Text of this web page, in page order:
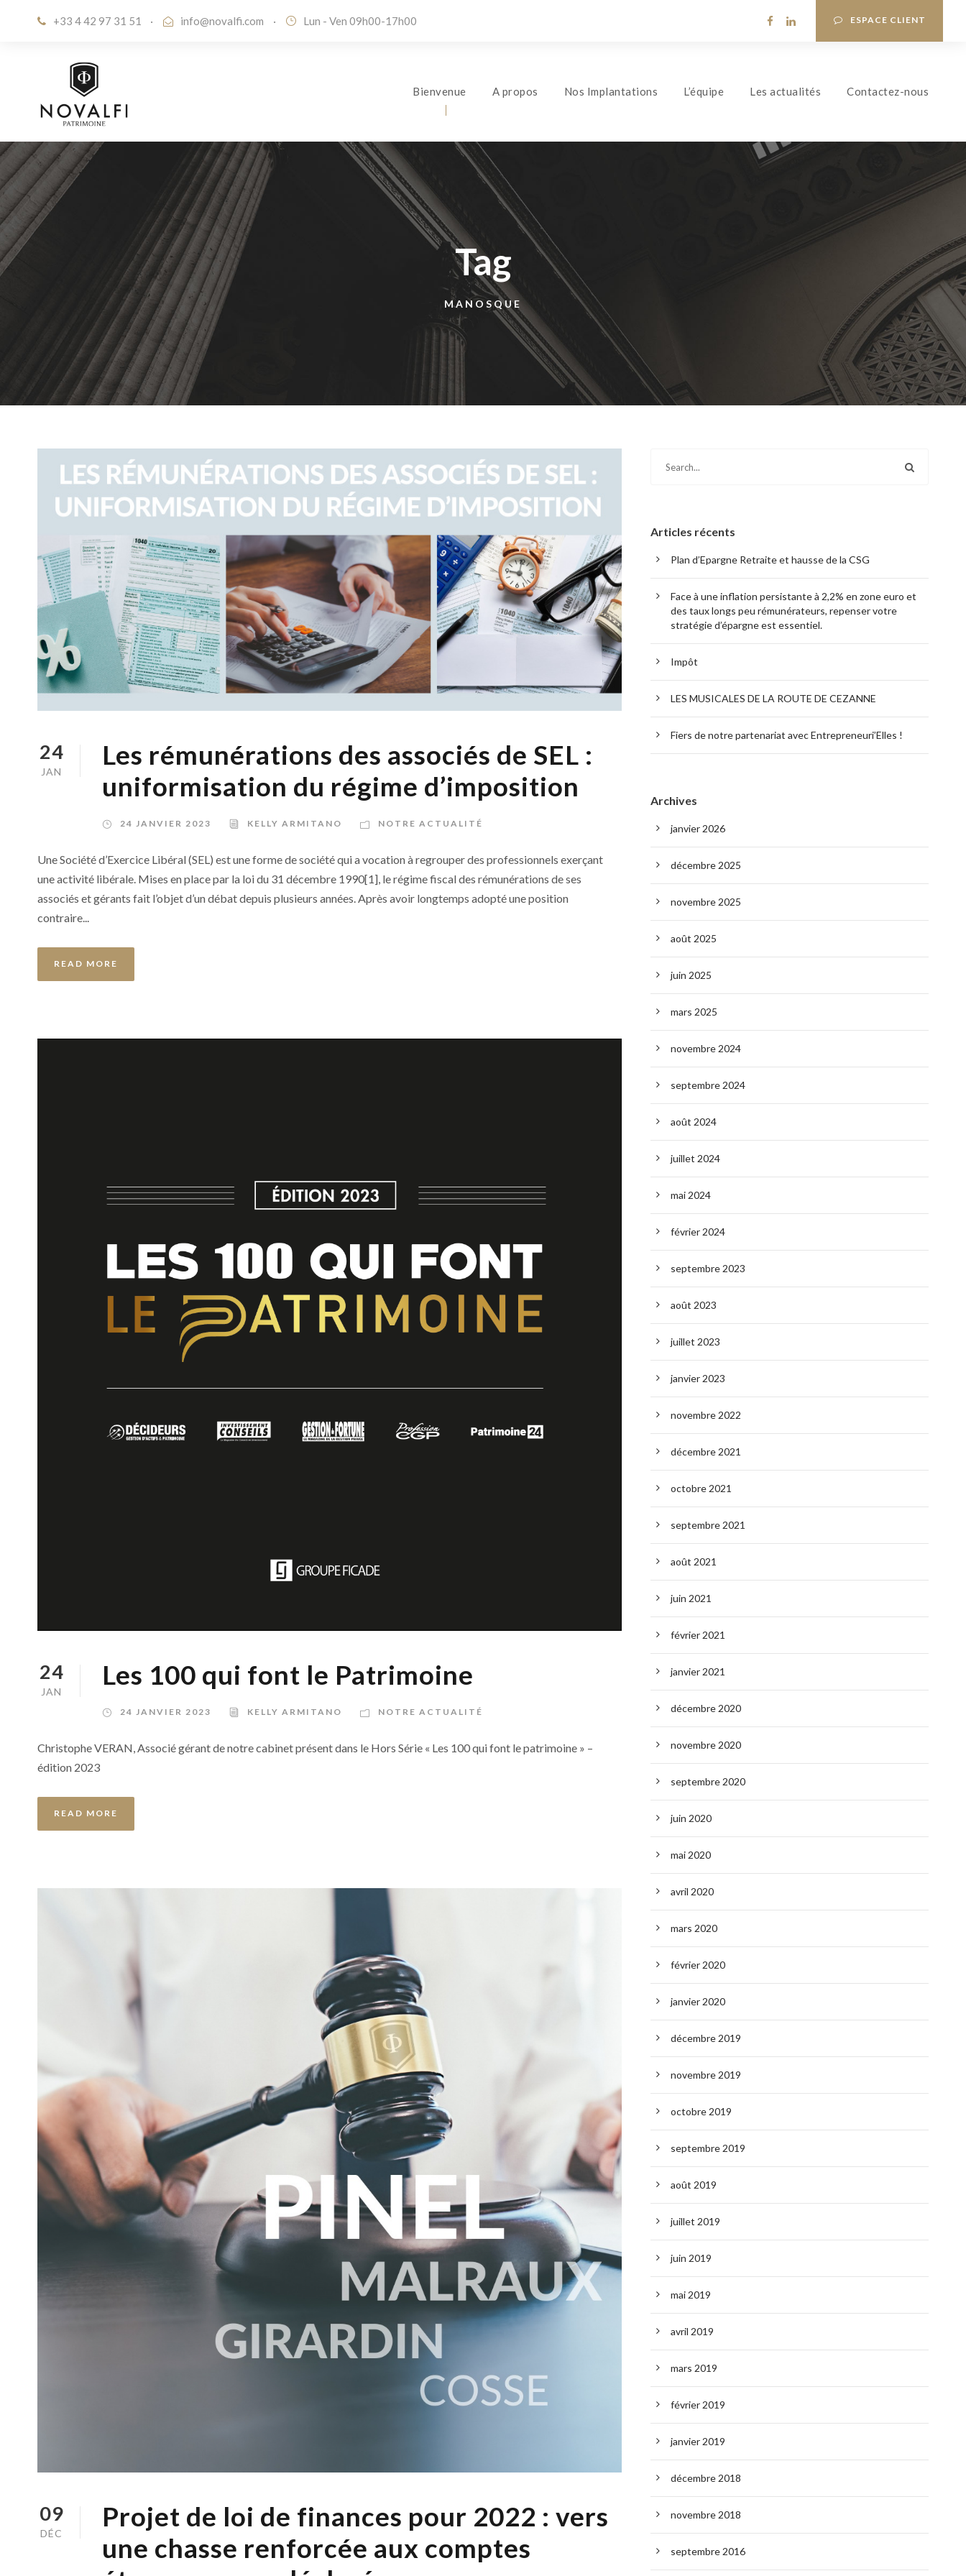
+33 4 42 97 31 51 · info@novalfi.com · Lun - Ven 09h00-17h00 ESPACE CLIENT
Bienvenue A propos Nos Implantations L’équipe Les actualités Contactez-nous
Tag
MANOSQUE
24
JAN
Les rémunérations des associés de SEL :
uniformisation du régime d’imposition
24 JANVIER 2023 KELLY ARMITANO NOTRE ACTUALITÉ
Une Société d’Exercice Libéral (SEL) est une forme de société qui a vocation à regrouper des professionnels exerçant
une activité libérale. Mises en place par la loi du 31 décembre 1990[1], le régime fiscal des rémunérations de ses
associés et gérants fait l’objet d’un débat depuis plusieurs années. Après avoir longtemps adopté une position
contraire...
READ MORE
24
JAN
Les 100 qui font le Patrimoine
24 JANVIER 2023 KELLY ARMITANO NOTRE ACTUALITÉ
Christophe VERAN, Associé gérant de notre cabinet présent dans le Hors Série « Les 100 qui font le patrimoine » –
édition 2023
READ MORE
09
DÉC
Projet de loi de finances pour 2022 : vers
une chasse renforcée aux comptes
Articles récents
Plan d’Epargne Retraite et hausse de la CSG
Face à une inflation persistante à 2,2% en zone euro et
des taux longs peu rémunérateurs, repenser votre
stratégie d’épargne est essentiel.
Impôt
LES MUSICALES DE LA ROUTE DE CEZANNE
Fiers de notre partenariat avec Entrepreneuri’Elles !
Archives
janvier 2026
décembre 2025
novembre 2025
août 2025
juin 2025
mars 2025
novembre 2024
septembre 2024
août 2024
juillet 2024
mai 2024
février 2024
septembre 2023
août 2023
juillet 2023
janvier 2023
novembre 2022
décembre 2021
octobre 2021
septembre 2021
août 2021
juin 2021
février 2021
janvier 2021
décembre 2020
novembre 2020
septembre 2020
juin 2020
mai 2020
avril 2020
mars 2020
février 2020
janvier 2020
décembre 2019
novembre 2019
octobre 2019
septembre 2019
août 2019
juillet 2019
juin 2019
mai 2019
avril 2019
mars 2019
février 2019
janvier 2019
décembre 2018
novembre 2018
septembre 2016